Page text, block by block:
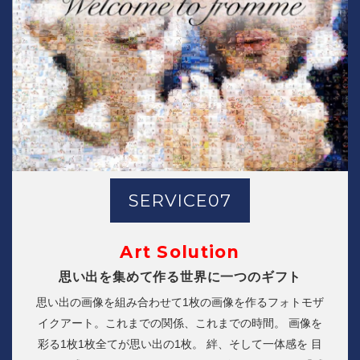
SERVICE07
Art Solution
思い出を集めて作る世界に一つのギフト
思い出の画像を組み合わせて1枚の画像を作るフォトモザ
イクアート。これまでの関係、これまでの時間。 画像を
彩る1枚1枚全てが思い出の1枚。 絆、そして一体感を 目